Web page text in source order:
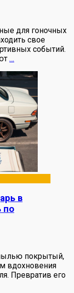
для гоночных
свое
событий.
…
в
по
покрытый,
вдохновения
Превратив его